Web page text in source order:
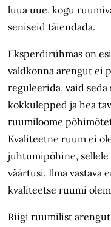
luua uue, kogu
seniseid täiendada.
Eksperdirühmas on
valdkonna arengut ei
reguleerida, vaid
kokkulepped ja hea
ruumiloome
Kvaliteetne ruum ei
juhtumipõhine, sellele
väärtusi. Ilma vastava
kvaliteetse ruumi
Riigi ruumilist